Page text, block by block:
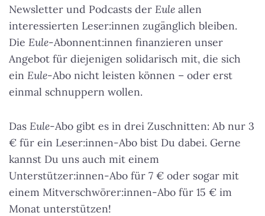
Newsletter und Podcasts der Eule allen
interessierten Leser:innen zugänglich bleiben.
Die Eule-Abonnent:innen finanzieren unser
Angebot für diejenigen solidarisch mit, die sich
ein Eule-Abo nicht leisten können – oder erst
einmal schnuppern wollen.
Das Eule-Abo gibt es in drei Zuschnitten: Ab nur 3
€ für ein Leser:innen-Abo bist Du dabei. Gerne
kannst Du uns auch mit einem
Unterstützer:innen-Abo für 7 € oder sogar mit
einem Mitverschwörer:innen-Abo für 15 € im
Monat unterstützen!